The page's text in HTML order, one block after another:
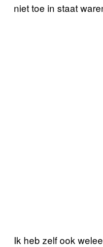
niet toe in staat
Ik heb zelf ook